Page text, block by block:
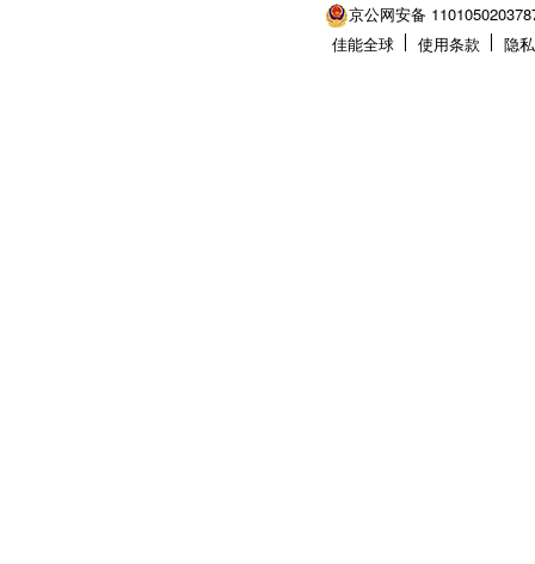
京公网安备
佳能全球
使用条款 隐